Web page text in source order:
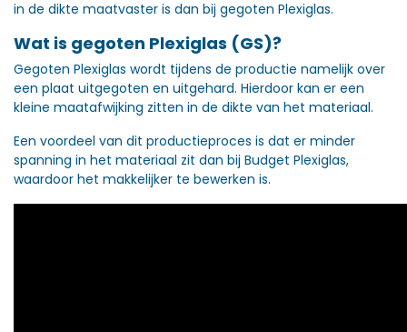
in de dikte maatvaster is dan bij gegoten Plexiglas.
Wat is gegoten Plexiglas (GS)?
Gegoten Plexiglas wordt tijdens de productie namelijk over
een plaat uitgegoten en uitgehard. Hierdoor kan er een
kleine maatafwijking zitten in de dikte van het materiaal.
Een voordeel van dit productieproces is dat er minder
spanning in het materiaal zit dan bij Budget Plexiglas,
waardoor het makkelijker te bewerken is.